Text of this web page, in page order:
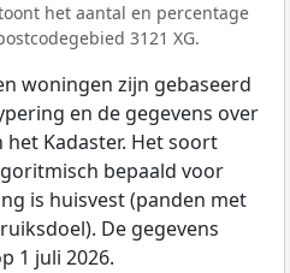
het aantal en percentage
3121 XG.
woningen zijn gebaseerd
en de gegevens over
Kadaster. Het soort
bepaald voor
is huisvest (panden met
De gegevens
1 juli 2026.